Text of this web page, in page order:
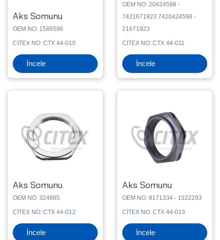
Aks Somunu
OEM NO: 1586586
CİTEX NO: CTX 44-010
İncele
OEM NO: 20424598 -
7421671923 7420424598 -
21671923
CİTEX NO: CTX 44-011
İncele
Aks Somunu
OEM NO: 324665
CİTEX NO: CTX 44-012
İncele
Aks Somunu
OEM NO: 8171334 - 1522293
CİTEX NO: CTX 44-013
İncele